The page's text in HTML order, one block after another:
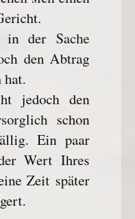
der Sache
den Abtrag
hat.
jedoch den
schon
Ein paar
Wert Ihres
Zeit später